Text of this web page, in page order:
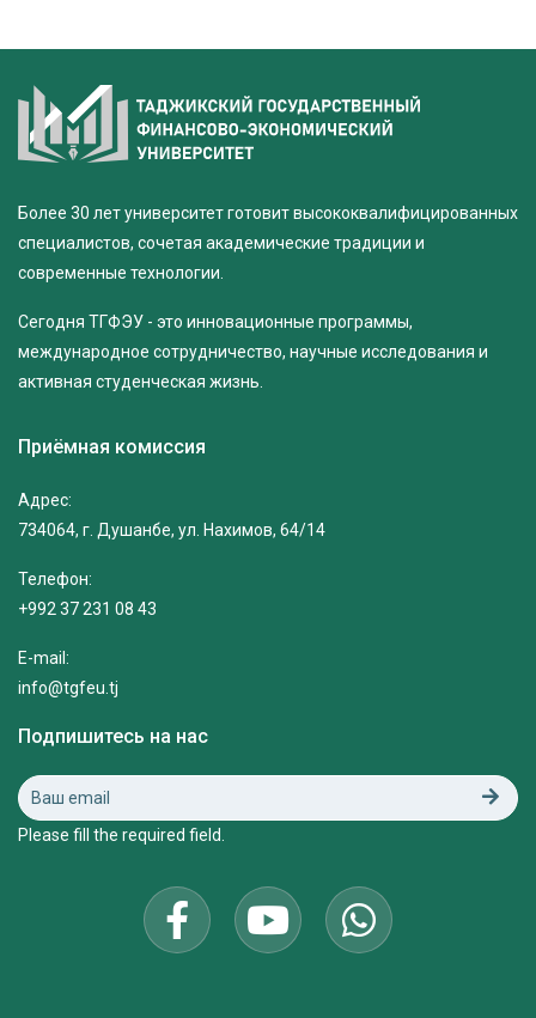
Более 30 лет университет готовит высококвалифицированных
специалистов, сочетая академические традиции и
современные технологии.
Сегодня ТГФЭУ - это инновационные программы,
международное сотрудничество, научные исследования и
активная студенческая жизнь.
Приёмная комиссия
Адрес:
734064, г. Душанбе, ул. Нахимов, 64/14
Телефон:
+992 37 231 08 43
E-mail:
info@tgfeu.tj
Подпишитесь на нас
Please fill the required field.